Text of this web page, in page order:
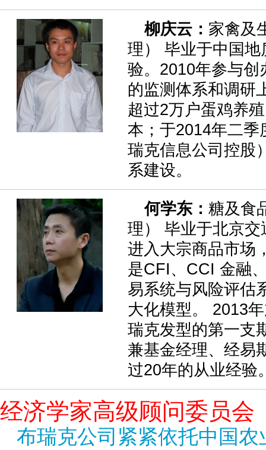
柳庆云： 家禽及
理） 毕业于中国
验。2010年参与创
的监测体系和调研
超过2万户蛋鸡养
本；于2014年二季
瑞克信息公司控股
系建设。
何学东： 糖及食
理） 毕业于北京
进入大宗商品市场
是CFI、CCI 金融
易系统与风险评估
大化模型。 2013
瑞克发型的第一支
兼基金经理、经易
过20年的从业经验
经济学家高级顾问委员会
布瑞克公司紧紧依托中国